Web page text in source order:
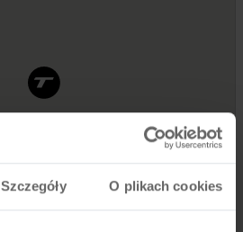
Szczegóły O plikach cookies